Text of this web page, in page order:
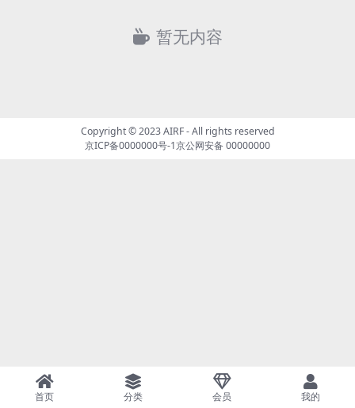
暂无内容
Copyright © 2023AIRF- All rights reserved
京ICP备0000000号-1京公网安备 00000000
首页 分类 会员 我的